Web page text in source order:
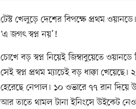
টেস্ট খেলুড়ে দেশের বিপক্ষে প্রথম
‘এ জগৎ স্বপ্ন নয়’!
চোখে বড় স্বপ্ন নিয়েই জিম্বাবুয়েতে
সেই স্বপ্ন প্রথম ম্যাচেই বড় ধাক্কা
হেরেছে নেপাল। ১০ ওভারে ৭৭ রান দিয়ে
আর তাতে থামল টানা ইনিংসে উইকেট